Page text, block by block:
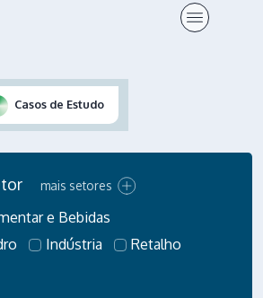
Casos de Estudo
mais setores
e Bebidas
Indústria
Retalho